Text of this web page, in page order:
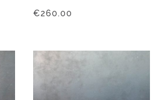
€260.00